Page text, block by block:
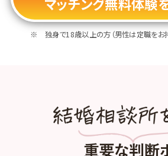
独身で18歳以上の方（男性は定職をお